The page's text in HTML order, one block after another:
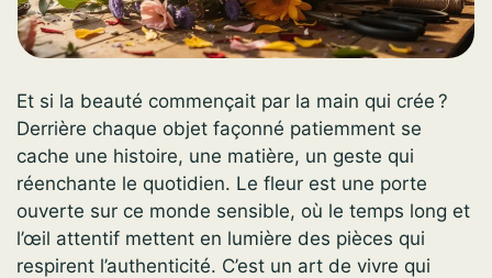
Et si la beauté commençait par la main qui crée ?
Derrière chaque objet façonné patiemment se
cache une histoire, une matière, un geste qui
réenchante le quotidien. Le fleur est une porte
ouverte sur ce monde sensible, où le temps long et
l’œil attentif mettent en lumière des pièces qui
respirent l’authenticité. C’est un art de vivre qui